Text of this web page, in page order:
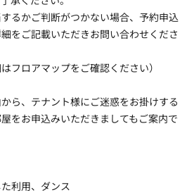
るかご判断がつかない場合、予約申込
をご記載いただきお問い合わせくださ
フロアマップをご確認ください）
ら、テナント様にご迷惑をお掛けする
をお申込みいただきましてもご案内で
利用、ダンス